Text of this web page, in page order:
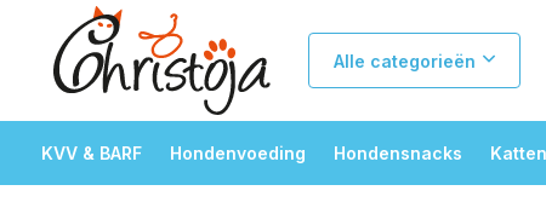
Alle categorieën
KVV & BARF Hondenvoeding Hondensnacks